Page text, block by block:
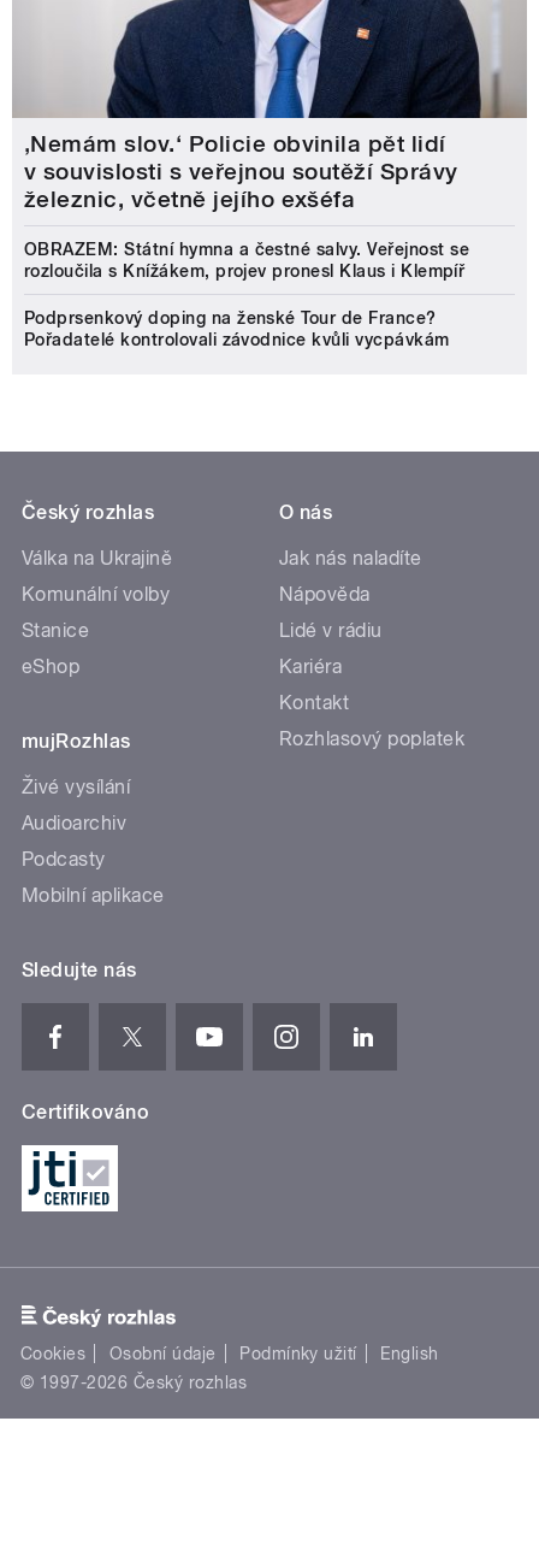
‚Nemám slov.‘ Policie obvinila pět lidí
v souvislosti s veřejnou soutěží Správy
železnic, včetně jejího exšéfa
OBRAZEM: Státní hymna a čestné salvy. Veřejnost se
rozloučila s Knížákem, projev pronesl Klaus i Klempíř
Podprsenkový doping na ženské Tour de France?
Pořadatelé kontrolovali závodnice kvůli vycpávkám
Český rozhlas
Válka na Ukrajině
Komunální volby
Stanice
eShop
mujRozhlas
Živé vysílání
Audioarchiv
Podcasty
Mobilní aplikace
O nás
Jak nás naladíte
Nápověda
Lidé v rádiu
Kariéra
Kontakt
Rozhlasový poplatek
Sledujte nás
Certifikováno
Cookies Osobní údaje Podmínky užití
English
© 1997-2026 Český rozhlas